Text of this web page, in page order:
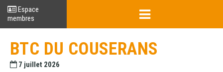
Espace
membres
BTC DU COUSERANS
7 juillet 2026